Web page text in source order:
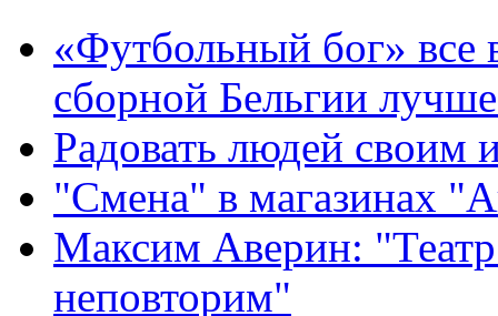
«Футбольный бог» все
сборной Бельгии
Радовать людей своим
"Смена" в магазинах
Максим Аверин:
неповторим"